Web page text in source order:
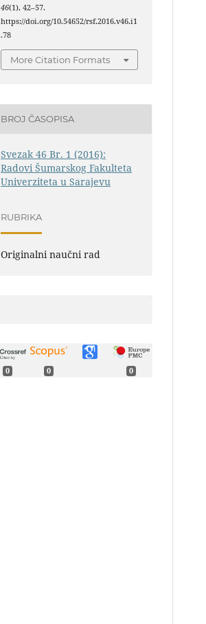
46(1), 42–57.
https://doi.org/10.54652/rsf.2016.v46.i1
.78
More Citation Formats
BROJ ČASOPISA
Svezak 46 Br. 1 (2016):
Radovi Šumarskog Fakulteta
Univerziteta u Sarajevu
RUBRIKA
Originalni naučni rad
0 0 0